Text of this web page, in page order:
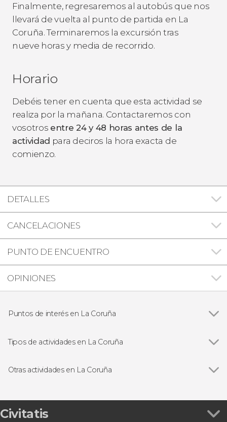
Finalmente, regresaremos al autobús que nos
llevará de vuelta al punto de partida en La
Coruña. Terminaremos la excursión tras
nueve horas y media de recorrido.
Horario
Debéis tener en cuenta que esta actividad se
realiza por la mañana. Contactaremos con
vosotros entre 24 y 48 horas antes de la
actividad para deciros la hora exacta de
comienzo.
DETALLES
CANCELACIONES
PUNTO DE ENCUENTRO
OPINIONES
Puntos de interés en La Coruña
Tipos de actividades en La Coruña
Free tours en La Coruña
Otras actividades en La Coruña
Entrada a MEGA: Mundo Estrella Galicia
Paseo en barco por La Coruña
Civitatis